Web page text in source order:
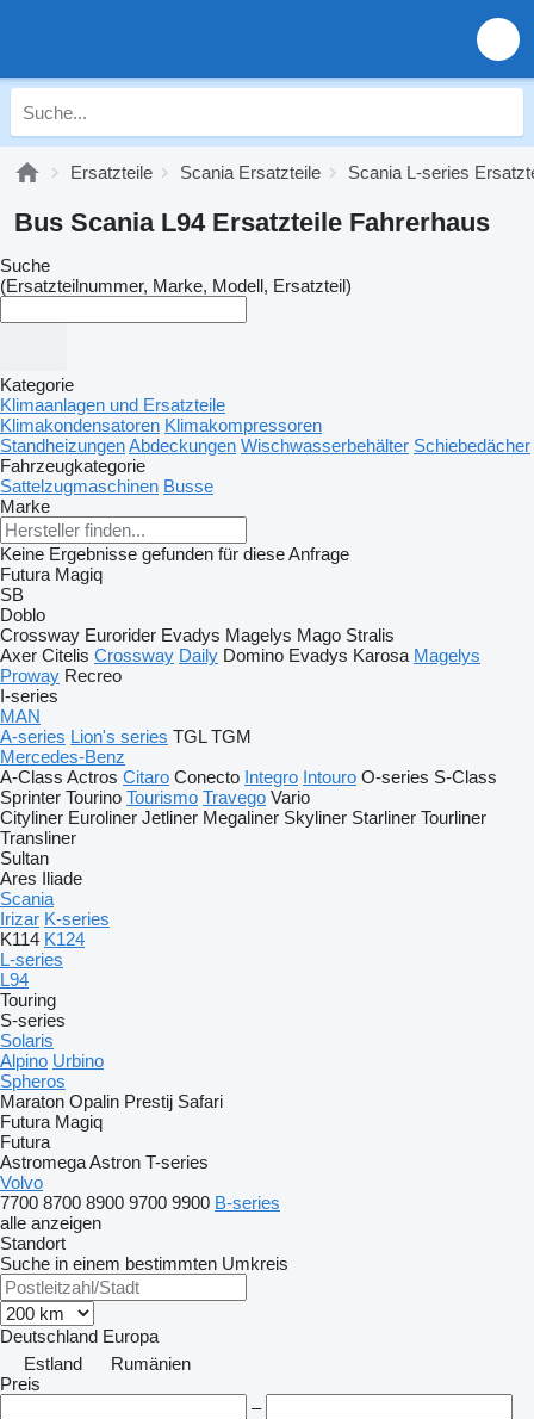
Ersatzteile Scania Ersatzteile Scania L-series
Bus Scania L94 Ersatzteile Fahrerhaus
Suche
(Ersatzteilnummer, Marke, Modell, Ersatzteil)
Kategorie
Klimaanlagen und Ersatzteile
Klimakondensatoren Klimakompressoren
StandheizungenAbdeckungen Wischwasserbehälter Schiebedächer
Fahrzeugkategorie
Sattelzugmaschinen Busse
Marke
Keine Ergebnisse gefunden für diese Anfrage
Futura Magiq
SB
Doblo
Crossway Eurorider Evadys Magelys Mago Stralis
Axer Citelis Crossway Daily Domino Evadys Karosa Magelys
Proway Recreo
I-series
MAN
A-series Lion's series TGL TGM
Mercedes-Benz
A-Class Actros Citaro Conecto Integro Intouro O-series S-Class
Sprinter Tourino Tourismo Travego Vario
Cityliner Euroliner Jetliner Megaliner Skyliner Starliner Tourliner
Transliner
Sultan
Ares Iliade
Scania
Irizar K-series
K114 K124
L-series
L94
Touring
S-series
Solaris
Alpino Urbino
Spheros
Maraton Opalin Prestij Safari
Futura Magiq
Futura
AstromegaAstron T-series
Volvo
7700 8700 8900 9700 9900 B-series
alle anzeigen
Standort
Suche in einem bestimmten Umkreis
Deutschland Europa
Estland
Rumänien
Preis
–